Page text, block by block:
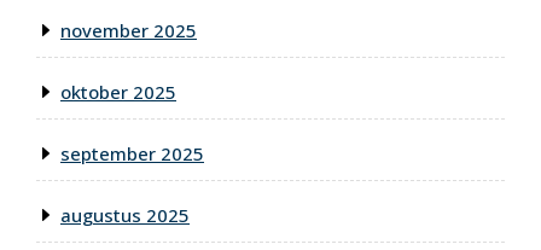
november 2025
oktober 2025
september 2025
augustus 2025